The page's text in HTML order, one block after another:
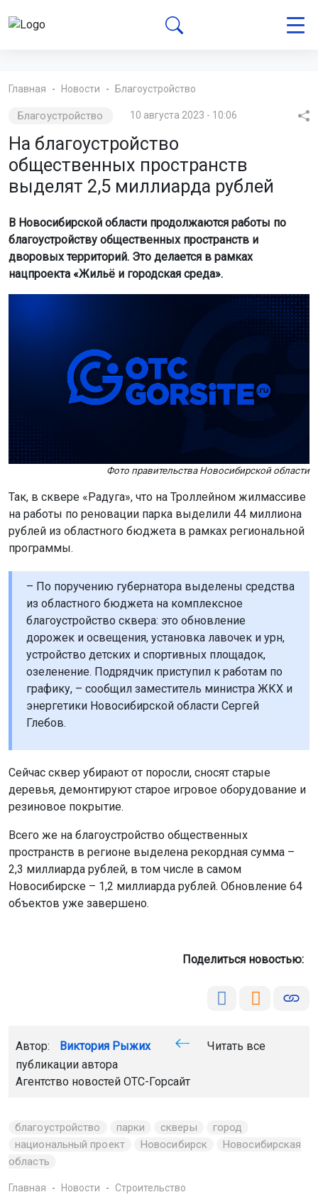
Главная Новости Благоустройство
Благоустройство 10 августа 2023 - 10:06
На благоустройство
общественных пространств
выделят 2,5 миллиарда рублей
В Новосибирской области продолжаются работы по
благоустройству общественных пространств и
дворовых территорий. Это делается в рамках
нацпроекта «Жильё и городская среда».
Фото правительства Новосибирской области
Так, в сквере «Радуга», что на Троллейном жилмассиве
на работы по реновации парка выделили 44 миллиона
рублей из областного бюджета в рамках региональной
программы.
– По поручению губернатора выделены средства
из областного бюджета на комплексное
благоустройство сквера: это обновление
дорожек и освещения, установка лавочек и урн,
устройство детских и спортивных площадок,
озеленение. Подрядчик приступил к работам по
графику, – сообщил заместитель министра ЖКХ и
энергетики Новосибирской области Сергей
Глебов.
Сейчас сквер убирают от поросли, сносят старые
деревья, демонтируют старое игровое оборудование и
резиновое покрытие.
Всего же на благоустройство общественных
пространств в регионе выделена рекордная сумма –
2,3 миллиарда рублей, в том числе в самом
Новосибирске – 1,2 миллиарда рублей. Обновление 64
объектов уже завершено.
Поделиться новостью:
Автор: Виктория Рыжих
Читать все
публикации автора
Агентство новостей ОТС-Горсайт
благоустройство парки скверы
город
национальный проект
Новосибирск
Новосибирская
область
Главная Новости Строительство